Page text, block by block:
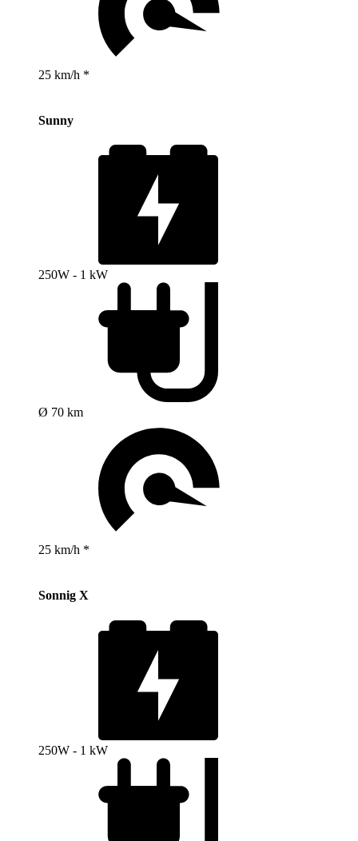
25 km/h *
Sunny
250W - 1 kW
Ø 70 km
25 km/h *
Sonnig X
250W - 1 kW